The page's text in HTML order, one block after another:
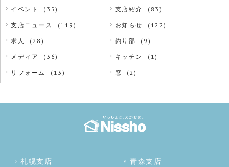
イベント (35) 支店紹介 (83)
支店ニュース (119) お知らせ (122)
求人 (28) 釣り部 (9)
メディア (36) キッチン (1)
リフォーム (13) 窓 (2)
札幌支店
青森支店